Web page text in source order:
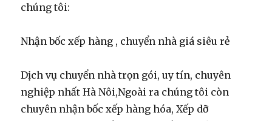
chúng tôi:
Nhận bốc xếp hàng , chuyển nhà giá siêu rẻ
Dịch vụ chuyển nhà trọn gói, uy tín, chuyên
nghiệp nhất Hà Nôi,Ngoài ra chúng tôi còn
chuyên nhận bốc xếp hàng hóa, Xếp dỡ